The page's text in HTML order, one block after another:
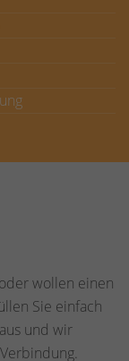
wollen einen
Sie einfach
und wir